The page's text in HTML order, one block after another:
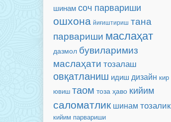
шинамсоч парвариши
ошхона йиғиштириш тана
парвариши маслаҳат
дазмол бувиларимиз
маслаҳати тозалаш
овқатланиш идиш дизайн кир
ювиш таом тоза ҳаво кийим
саломатлик шинам тозалик
кийим парвариши